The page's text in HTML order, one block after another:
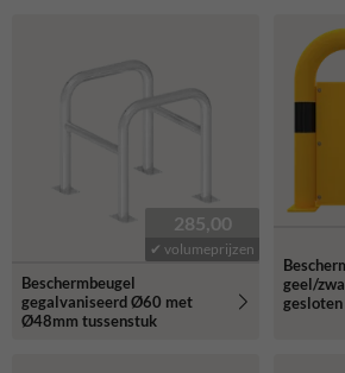
285,00
✔ volumeprijzen
Beschermbeugel
gegalvaniseerd Ø60 met
Ø48mm tussenstuk
geel/